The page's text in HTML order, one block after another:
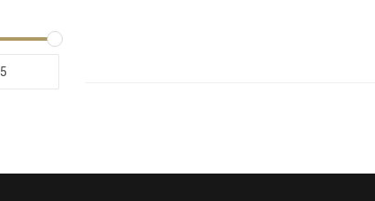
Welke categorie ben jij naar op